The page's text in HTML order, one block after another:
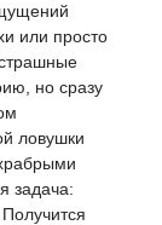
или просто
но сразу
ловушки
задача: